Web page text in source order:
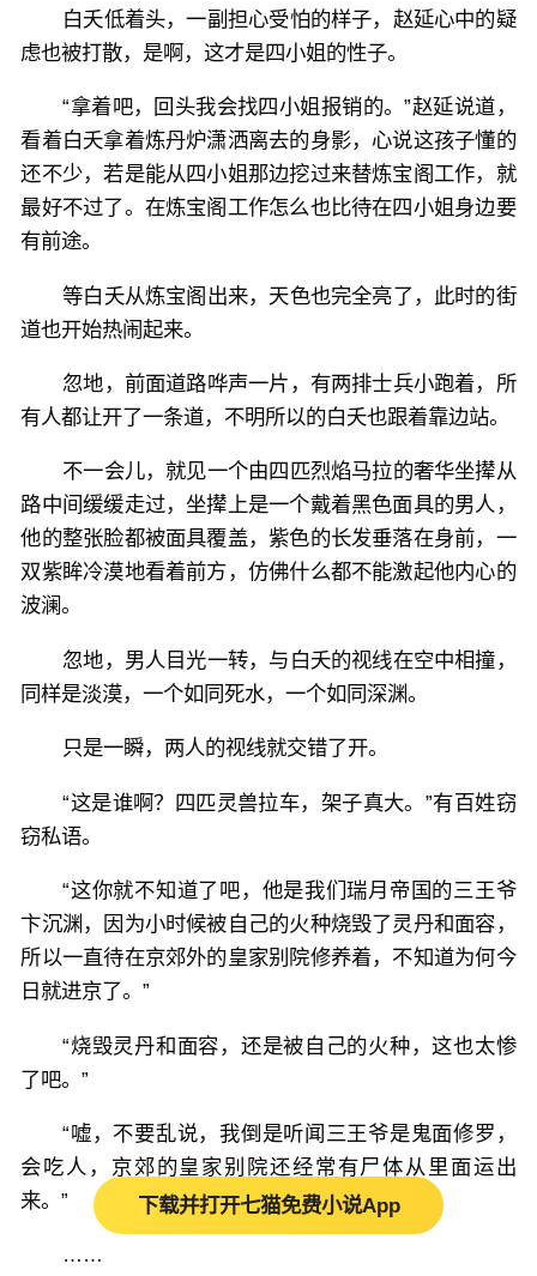
白夭低着头，一副担心受怕的样子，赵延心中的疑
虑也被打散，是啊，这才是四小姐的性子。
“拿着吧，回头我会找四小姐报销的。”赵延说道，
看着白夭拿着炼丹炉潇洒离去的身影，心说这孩子懂的
还不少，若是能从四小姐那边挖过来替炼宝阁工作，就
最好不过了。在炼宝阁工作怎么也比待在四小姐身边要
有前途。
等白夭从炼宝阁出来，天色也完全亮了，此时的街
道也开始热闹起来。
忽地，前面道路哗声一片，有两排士兵小跑着，所
有人都让开了一条道，不明所以的白夭也跟着靠边站。
不一会儿，就见一个由四匹烈焰马拉的奢华坐撵从
路中间缓缓走过，坐撵上是一个戴着黑色面具的男人，
他的整张脸都被面具覆盖，紫色的长发垂落在身前，一
双紫眸冷漠地看着前方，仿佛什么都不能激起他内心的
波澜。
忽地，男人目光一转，与白夭的视线在空中相撞，
同样是淡漠，一个如同死水，一个如同深渊。
只是一瞬，两人的视线就交错了开。
“这是谁啊？四匹灵兽拉车，架子真大。”有百姓窃
窃私语。
“这你就不知道了吧，他是我们瑞月帝国的三王爷
卞沉渊，因为小时候被自己的火种烧毁了灵丹和面容，
所以一直待在京郊外的皇家别院修养着，不知道为何今
日就进京了。”
“烧毁灵丹和面容，还是被自己的火种，这也太惨
了吧。”
“嘘，不要乱说，我倒是听闻三王爷是鬼面修罗，
会吃人，京郊的皇家别院还经常有尸体从里面运出
来。”
……
下载并打开七猫免费小说App